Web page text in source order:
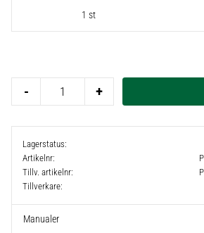
1 st
+
-
Lagerstatus
Artikelnr
Tillv. artikelnr
Tillverkare
Manualer